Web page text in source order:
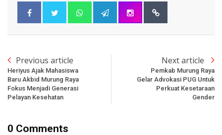
Previous article
Heriyus Ajak Mahasiswa
Baru Akbid Murung Raya
Fokus Menjadi Generasi
Pelayan Kesehatan
Next article
Pemkab Murung Raya
Gelar Advokasi PUG Untuk
Perkuat Kesetaraan
Gender
0 Comments